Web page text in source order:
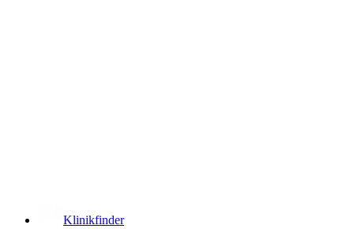
Klinikfinder